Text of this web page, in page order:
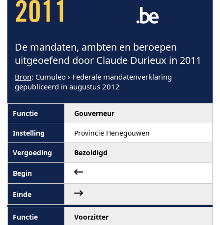
2011
De mandaten, ambten en beroepen
uitgeoefend door Claude Durieux in 2011
Bron: Cumuleo › Federale mandatenverklaring
gepubliceerd in augustus 2012
Gouverneur
Provincie Henegouwen
Bezoldigd
Voorzitter